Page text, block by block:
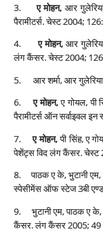
3.ए मोहन, आर
पैरामीटर्स. चेस्‍ट 2004;
4.ए मोहन,आर
लंग कैंसर. चेस्‍ट 2004;
5. आर शर्मा, आर
6.ए मोहन,ए गोयल, पी
पैरामीटर्स ऑन सर्वाइवल
7.ए मोहन,पी सिंह, ए
पेशेंट्स विद लंग कैंसर. चेस्‍ट
8. पाठक ए के, भुटानी एम,
स्‍पेसीमेंस ऑफ स्‍टेज 3बी
9. भुटानी एम, पाठक ए
कैंसर. लंग कैंसर 2005; 49